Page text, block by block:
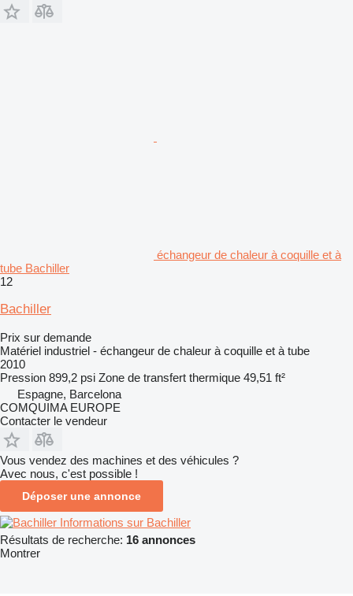
échangeur de chaleur à coquille et à
tube Bachiller
12
Bachiller
Prix sur demande
Matériel industriel - échangeur de chaleur à coquille et à tube
2010
Pression 899,2 psi Zone de transfert thermique 49,51 ft²
Espagne, Barcelona
COMQUIMA EUROPE
Contacter le vendeur
Vous vendez des machines et des véhicules ?
Avec nous, c'est possible !
Déposer une annonce
Informations sur Bachiller
Résultats de recherche: 16 annonces
Montrer